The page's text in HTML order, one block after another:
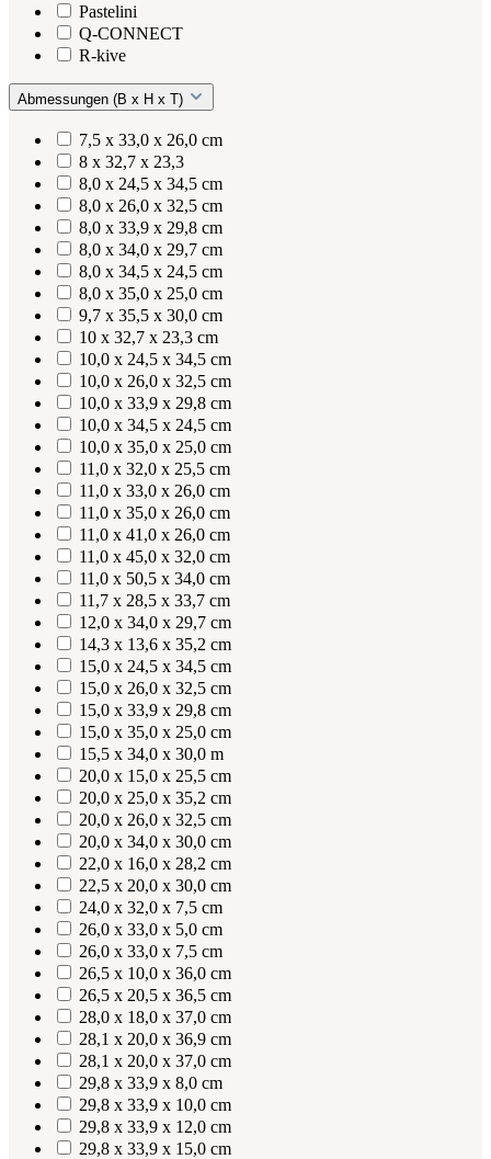
Pastelini
Q-CONNECT
R-kive
Abmessungen (B x H x T)
7,5 x 33,0 x 26,0 cm
8 x 32,7 x 23,3
8,0 x 24,5 x 34,5 cm
8,0 x 26,0 x 32,5 cm
8,0 x 33,9 x 29,8 cm
8,0 x 34,0 x 29,7 cm
8,0 x 34,5 x 24,5 cm
8,0 x 35,0 x 25,0 cm
9,7 x 35,5 x 30,0 cm
10 x 32,7 x 23,3 cm
10,0 x 24,5 x 34,5 cm
10,0 x 26,0 x 32,5 cm
10,0 x 33,9 x 29,8 cm
10,0 x 34,5 x 24,5 cm
10,0 x 35,0 x 25,0 cm
11,0 x 32,0 x 25,5 cm
11,0 x 33,0 x 26,0 cm
11,0 x 35,0 x 26,0 cm
11,0 x 41,0 x 26,0 cm
11,0 x 45,0 x 32,0 cm
11,0 x 50,5 x 34,0 cm
11,7 x 28,5 x 33,7 cm
12,0 x 34,0 x 29,7 cm
14,3 x 13,6 x 35,2 cm
15,0 x 24,5 x 34,5 cm
15,0 x 26,0 x 32,5 cm
15,0 x 33,9 x 29,8 cm
15,0 x 35,0 x 25,0 cm
15,5 x 34,0 x 30,0 m
20,0 x 15,0 x 25,5 cm
20,0 x 25,0 x 35,2 cm
20,0 x 26,0 x 32,5 cm
20,0 x 34,0 x 30,0 cm
22,0 x 16,0 x 28,2 cm
22,5 x 20,0 x 30,0 cm
24,0 x 32,0 x 7,5 cm
26,0 x 33,0 x 5,0 cm
26,0 x 33,0 x 7,5 cm
26,5 x 10,0 x 36,0 cm
26,5 x 20,5 x 36,5 cm
28,0 x 18,0 x 37,0 cm
28,1 x 20,0 x 36,9 cm
28,1 x 20,0 x 37,0 cm
29,8 x 33,9 x 8,0 cm
29,8 x 33,9 x 10,0 cm
29,8 x 33,9 x 12,0 cm
29,8 x 33,9 x 15,0 cm